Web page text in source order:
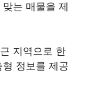
는 매물을 제
지역으로 한
정보를 제공